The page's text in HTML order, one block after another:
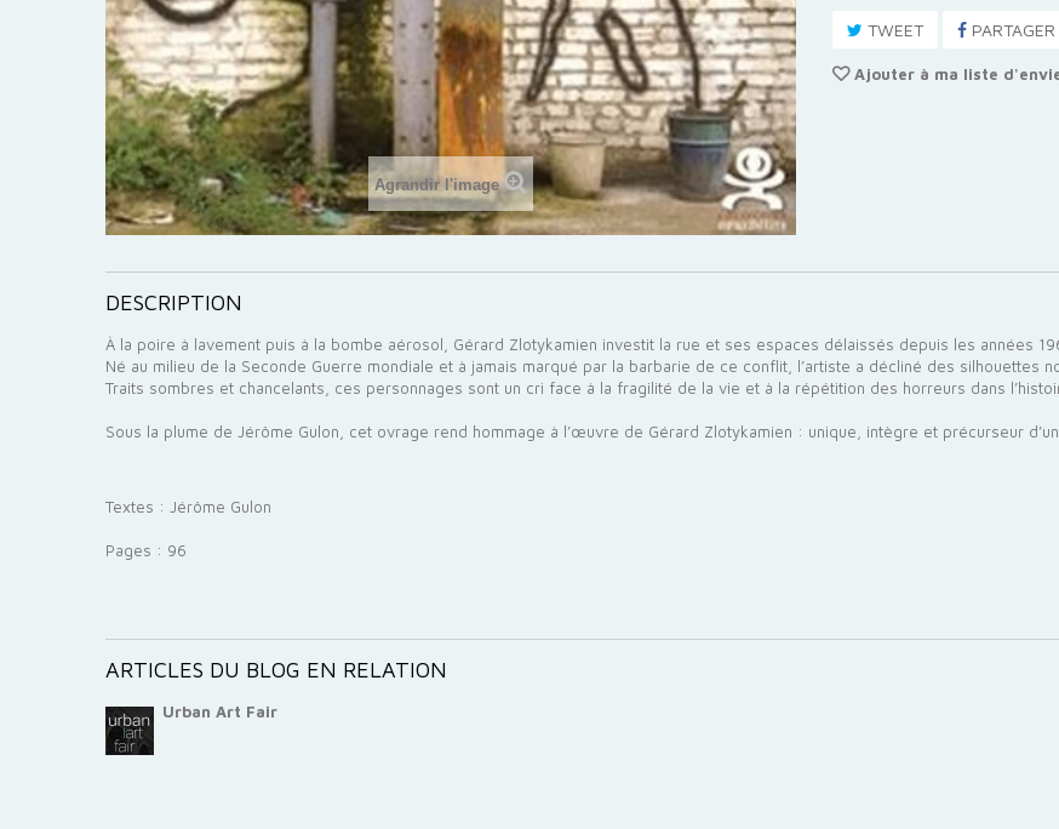
Agrandir l'image
TWEET PARTAGER
Ajouter à ma liste
DESCRIPTION
À la poire à lavement puis à la bombe aérosol, Gérard Zlotykamien investit la rue et ses espaces délaissés depuis les années
Né au milieu de la Seconde Guerre mondiale et à jamais marqué par la barbarie de ce conflit, l’artiste a décliné des silhouettes
Traits sombres et chancelants, ces personnages sont un cri face à la fragilité de la vie et à la répétition des horreurs dans
Sous la plume de Jérôme Gulon, cet ovrage rend hommage à l’œuvre de Gérard Zlotykamien : unique, intègre et précurseur
Textes : Jérôme Gulon
Pages : 96
ARTICLES DU BLOG EN RELATION
Urban Art Fair